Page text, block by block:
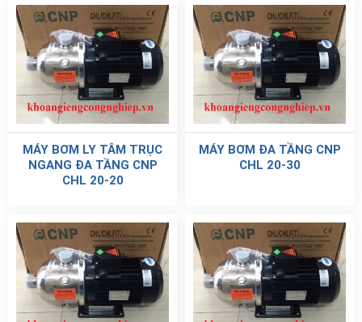
MÁY BƠM LY TÂM TRỤC
NGANG ĐA TẦNG CNP
CHL 20-20
MÁY BƠM ĐA TẦNG CNP
CHL 20-30